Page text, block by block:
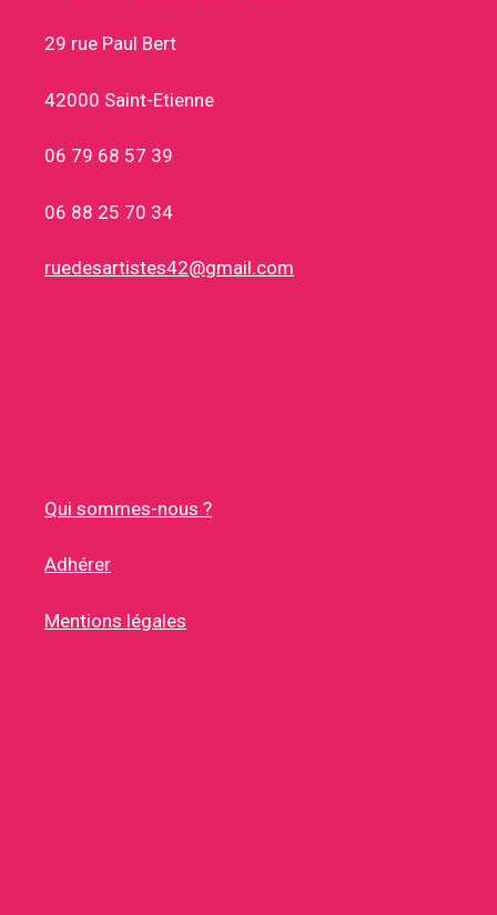
29 rue Paul Bert
42000 Saint-Etienne
06 79 68 57 39
06 88 25 70 34
ruedesartistes42@gmail.com
Qui sommes-nous ?
Adhérer
Mentions légales